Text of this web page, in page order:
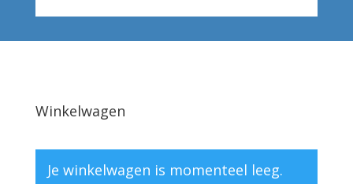
Winkelwagen
Je winkelwagen is momenteel leeg.